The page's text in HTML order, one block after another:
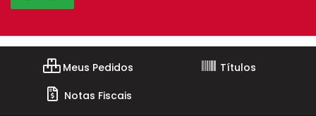
Meus Pedidos
Títulos
Notas Fiscais